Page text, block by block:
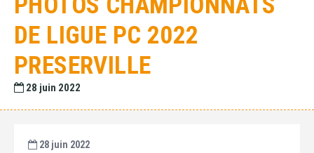
DE LIGUE PC 2022
PRESERVILLE
28 juin 2022
28 juin 2022